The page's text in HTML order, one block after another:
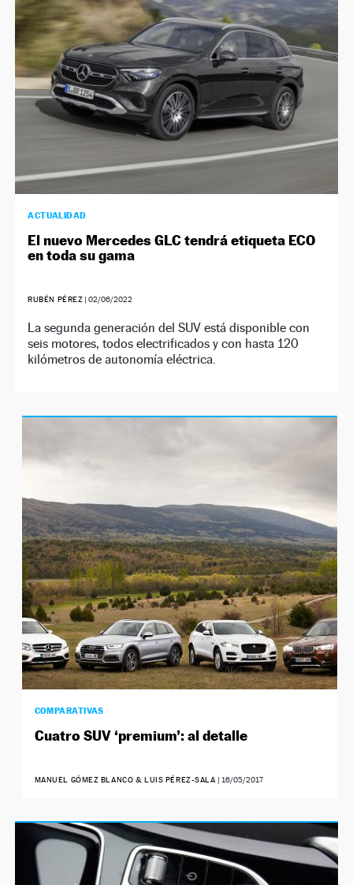
ACTUALIDAD
El nuevo Mercedes GLC tendrá etiqueta ECO
en toda su gama
RUBÉN PÉREZ |02/06/2022
La segunda generación del SUV está disponible con
seis motores, todos electrificados y con hasta 120
kilómetros de autonomía eléctrica.
COMPARATIVAS
Cuatro SUV ‘premium’: al detalle
MANUEL GÓMEZ BLANCO & LUIS PÉREZ-SALA | 16/05/2017